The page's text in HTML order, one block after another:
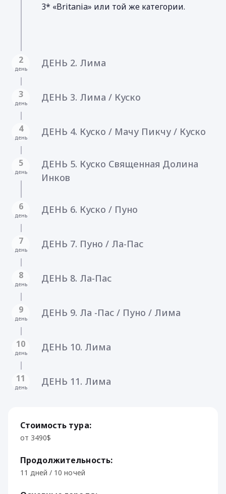
3* «Britania» или той же категории.
2
день ДЕНЬ 2. Лима
3
день ДЕНЬ 3. Лима / Куско
4
день ДЕНЬ 4. Куско / Мачу Пикчу / Куско
5
день
ДЕНЬ 5. Куско Священнaя Долинa
Инков
6
день ДЕНЬ 6. Куско / Пуно
7
день ДЕНЬ 7. Пуно / Ла-Пас
8
день ДЕНЬ 8. Ла-Пас
9
день ДЕНЬ 9. Ла -Пас / Пуно / Лима
10
день ДЕНЬ 10. Лима
11
день ДЕНЬ 11. Лима
Стоимость тура:
от 3490$
Продолжительность:
11 дней / 10 ночей